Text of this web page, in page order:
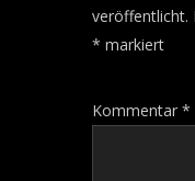
veröffentlicht.
* markiert
Kommentar *